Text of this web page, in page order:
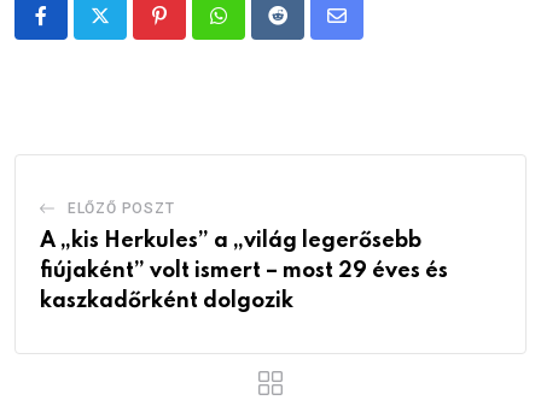
PinterestWhatsappRedditShare
ELŐZŐ POSZT
A „kis Herkules” a „világ legerősebb
fiújaként” volt ismert – most 29 éves és
kaszkadőrként dolgozik